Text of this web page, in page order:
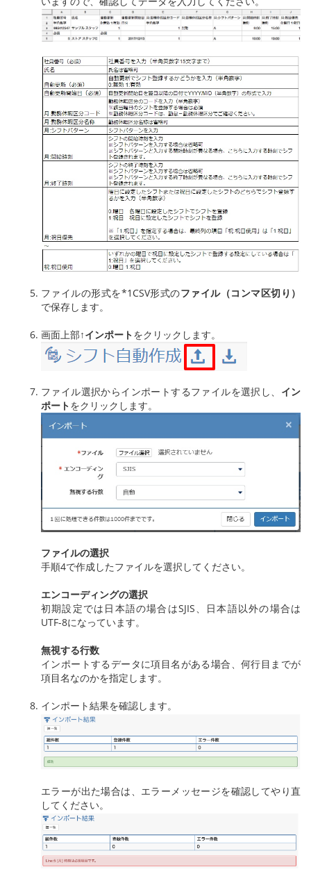
ファイルの形式を*1CSV形式のファイル（コンマ区切り）
で保存します。
画面上部↑インポートをクリックします。
ファイル選択からインポートするファイルを選択し、 イン
ポートをクリックします。
ファイルの選択
手順4で作成したファイルを選択してください。
エンコーディングの選択
初期設定では日本語の場合はSJIS、日本語以外の場合は
UTF-8になっています。
無視する行数
インポートするデータに項目名がある場合、何行目までが
項目名なのかを指定します。
インポート結果を確認します。
エラーが出た場合は、エラーメッセージを確認してやり直
してください。